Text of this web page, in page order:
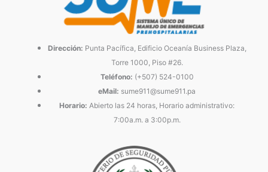
Dirección: Punta Pacífica, Edificio Oceanía Business Plaza,
Torre 1000, Piso #26.
Teléfono: (+507) 524-0100
eMail: sume911@sume911.pa
Horario: Abierto las 24 horas, Horario administrativo:
7:00a.m. a 3:00p.m.